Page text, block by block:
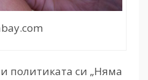
политиката си „Няма